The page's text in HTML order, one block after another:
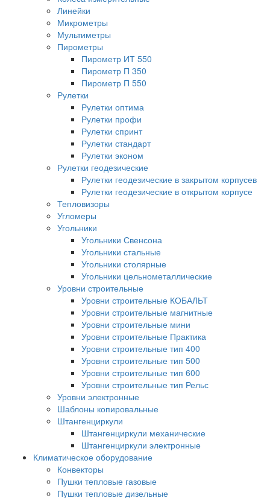
Линейки
Микрометры
Мультиметры
Пирометры
Пирометр ИТ 550
Пирометр П 350
Пирометр П 550
Рулетки
Рулетки оптима
Рулетки профи
Рулетки спринт
Рулетки стандарт
Рулетки эконом
Рулетки геодезические
Рулетки геодезические в закрытом корпусев
Рулетки геодезические в открытом корпусе
Тепловизоры
Угломеры
Угольники
Угольники Свенсона
Угольники стальные
Угольники столярные
Угольники цельнометаллические
Уровни строительные
Уровни строительные КОБАЛЬТ
Уровни строительные магнитные
Уровни строительные мини
Уровни строительные Практика
Уровни строительные тип 400
Уровни строительные тип 500
Уровни строительные тип 600
Уровни строительные тип Рельс
Уровни электронные
Шаблоны копировальные
Штангенциркули
Штангенциркули механические
Штангенциркули электронные
Климатическое оборудование
Конвекторы
Пушки тепловые газовые
Пушки тепловые дизельные